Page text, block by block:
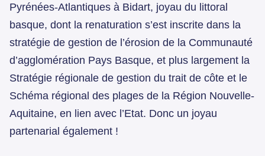
Pyrénées-Atlantiques à Bidart, joyau du littoral
basque, dont la renaturation s’est inscrite dans la
stratégie de gestion de l’érosion de la Communauté
d’agglomération Pays Basque, et plus largement la
Stratégie régionale de gestion du trait de côte et le
Schéma régional des plages de la Région Nouvelle-
Aquitaine, en lien avec l’Etat. Donc un joyau
partenarial également !